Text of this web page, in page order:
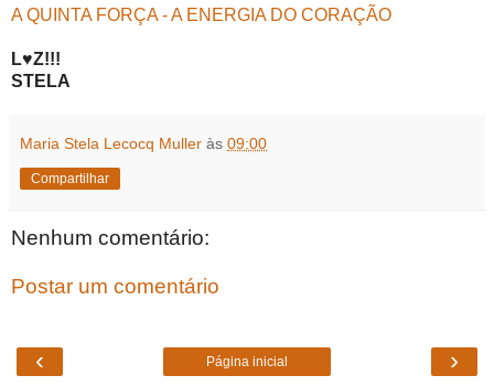
A QUINTA FORÇA - A ENERGIA DO CORAÇÃO
L♥Z!!!
STELA
Maria Stela Lecocq Muller às 09:00
Compartilhar
Nenhum comentário:
Postar um comentário
‹ ›
Página inicial